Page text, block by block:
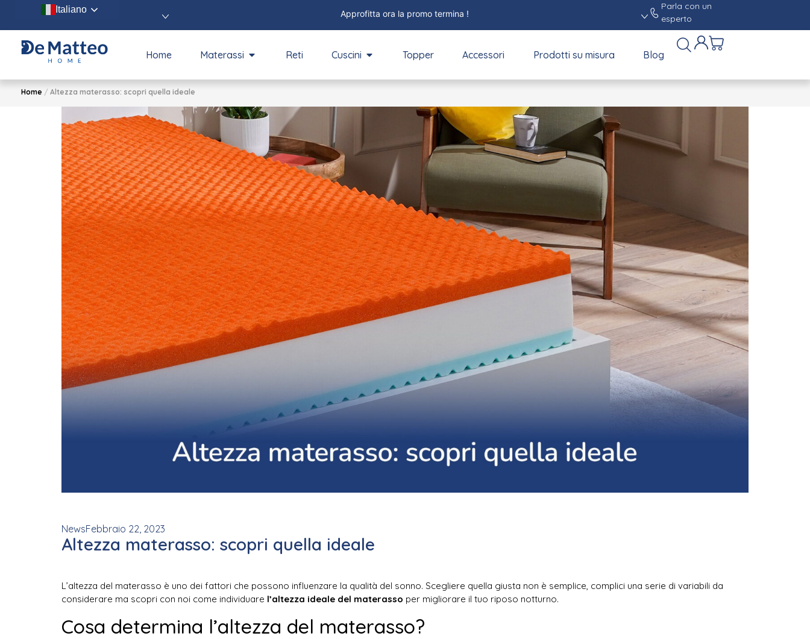
Italiano Approfitta ora la promo termina !
Parla con un
esperto
Home Materassi Reti Cuscini Topper Accessori Prodotti su misura Blog
Home / Altezza materasso: scopri quella ideale
NewsFebbraio 22, 2023
Altezza materasso: scopri quella ideale
L’altezza del materasso è uno dei fattori che possono influenzare la qualità del sonno. Scegliere quella giusta non è semplice, complici una serie di variabili da
considerare ma scopri con noi come individuare l’altezza ideale del materasso per migliorare il tuo riposo notturno.
Cosa determina l’altezza del materasso?